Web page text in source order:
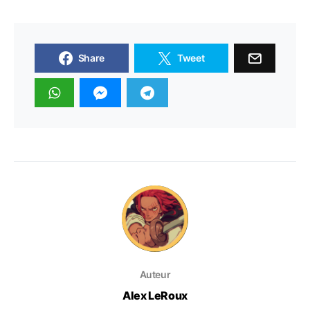
Share Tweet
Auteur
Alex LeRoux